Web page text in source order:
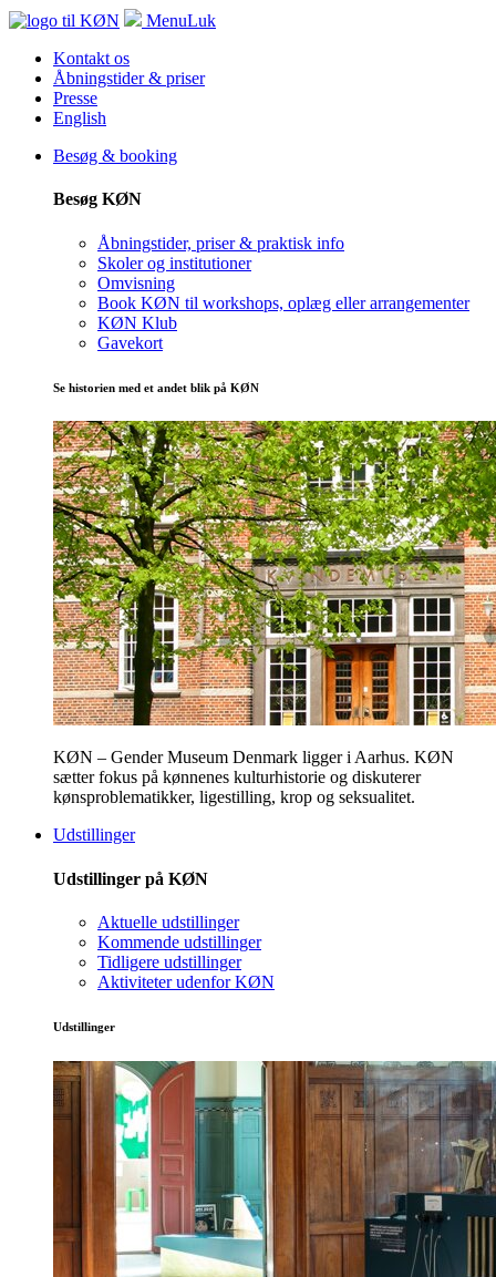
MenuLuk
Kontakt os
Åbningstider & priser
Presse
English
Besøg & booking
Besøg KØN
Åbningstider, priser & praktisk info
Skoler og institutioner
Omvisning
Book KØN til workshops, oplæg eller arrangementer
KØN Klub
Gavekort
Se historien med et andet blik på KØN
KØN – Gender Museum Denmark ligger i Aarhus. KØN
sætter fokus på kønnenes kulturhistorie og diskuterer
kønsproblematikker, ligestilling, krop og seksualitet.
Udstillinger
Udstillinger på KØN
Aktuelle udstillinger
Kommende udstillinger
Tidligere udstillinger
Aktiviteter udenfor KØN
Udstillinger